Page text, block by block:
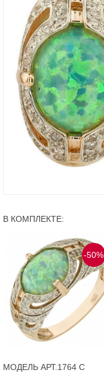
В КОМПЛЕКТЕ:
-50%
МОДЕЛЬ АРТ.1764 С